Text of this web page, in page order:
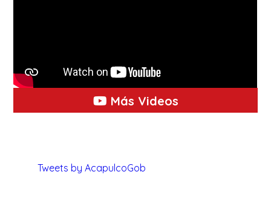
Más Videos
Tweets by AcapulcoGob